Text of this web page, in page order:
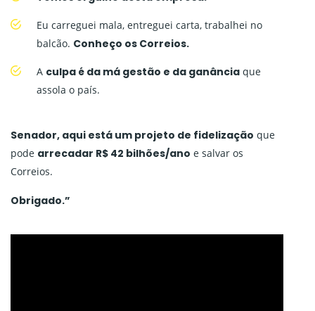
Eu carreguei mala, entreguei carta, trabalhei no
balcão. Conheço os Correios.
A culpa é da má gestão e da ganância que
assola o país.
Senador, aqui está um projeto de fidelização que
pode arrecadar R$ 42 bilhões/ano e salvar os
Correios.
Obrigado.”